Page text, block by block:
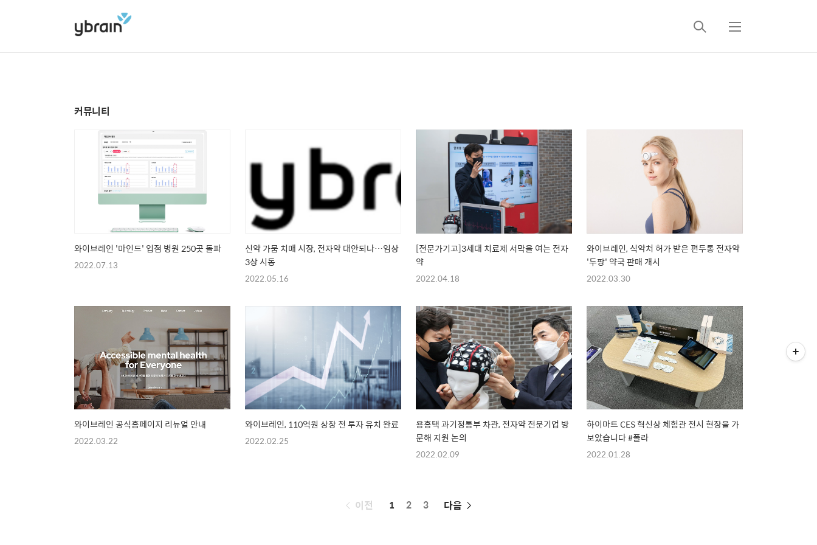
검
메
커뮤니티
와이브레인 '마인드' 입점 병원 250곳 돌파
2022.07.13
신약 가뭄 치매 시장, 전자약 대안되나…임상
3상 시동
2022.05.16
[전문가기고]3세대 치료제 서막을 여는 전자
약
2022.04.18
와이브레인, 식약처 허가 받은 편두통 전자약
'두팡' 약국 판매 개시
2022.03.30
와이브레인 공식홈페이지 리뉴얼 안내
2022.03.22
와이브레인, 110억원 상장 전 투자 유치 완료
2022.02.25
용홍택 과기정통부 차관, 전자약 전문기업 방
문해 지원 논의
2022.02.09
하이마트 CES 혁신상 체험관 전시 현장을 가
보았습니다 #폴라
2022.01.28
페
이전 1 2 3 다음